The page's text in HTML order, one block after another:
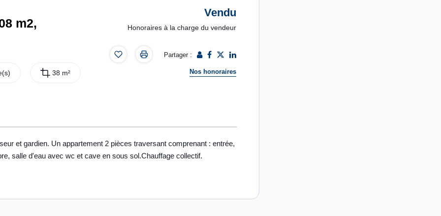
m2,
38 m²
Vendu
Honoraires à la charge du vendeur
Partager :
Nos honoraires
et gardien. Un appartement 2 pièces traversant comprenant : entrée,
salle d'eau avec wc et cave en sous sol.Chauffage collectif.